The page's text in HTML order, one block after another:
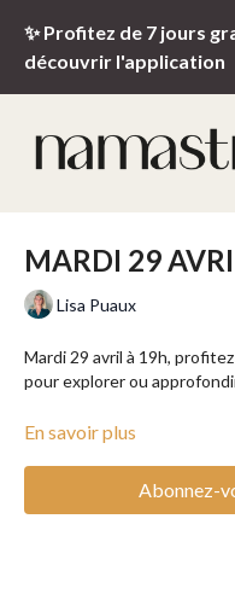
✨ Profitez de 7 jours
découvrir l'application
MARDI 29
Lisa Puaux
Mardi 29 avril à 19h,
pour explorer ou
Cette méthode de
à tous les niveaux.
En savoir plus
Abonnez-